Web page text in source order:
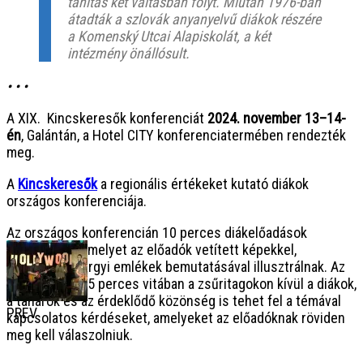
átadták a szlovák anyanyelvű diákok részére
a Komenský Utcai Alapiskolát, a két
intézmény önállósult.
• • •
A XIX. Kincskeresők konferenciát 2024. november 13–14-
én, Galántán, a Hotel CITY konferenciatermében rendezték
meg.
A Kincskeresők a regionális értékeket kutató diákok
országos konferenciája.
Az országos konferencián 10 perces diákelőadások
hangzanak el, melyet az előadók vetített képekkel,
esetenként tárgyi emlékek bemutatásával illusztrálnak. Az
előadás utáni 5 perces vitában a zsűritagokon kívül a diákok,
a tanárok és az érdeklődő közönség is tehet fel a témával
kapcsolatos kérdéseket, amelyeket az előadóknak röviden
meg kell válaszolniuk.
PREV